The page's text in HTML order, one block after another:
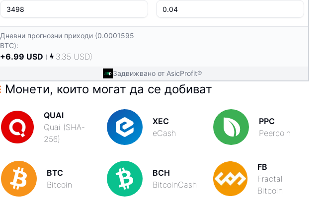
Дневни прогнозни приходи (0.0001595
BTC):
+6.99 USD ( 3.35 USD)
Задвижвано от AsicProfit®
Монети, които могат да се добиват
QUAI
Quai (SHA-
256)
XEC
eCash
PPC
Peercoin
BTC
Bitcoin
BCH
BitcoinCash
FB
Fractal
Bitcoin